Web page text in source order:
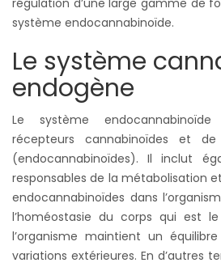
système endocannabinoïde.
Le système
endogène
Le système
récepteurs cannabinoïdes et
(endocannabinoïdes). Il inclut
responsables de la métabolisation
endocannabinoïdes dans
l’homéostasie du corps qui est
l’organisme maintient un
variations extérieures. En d’autres